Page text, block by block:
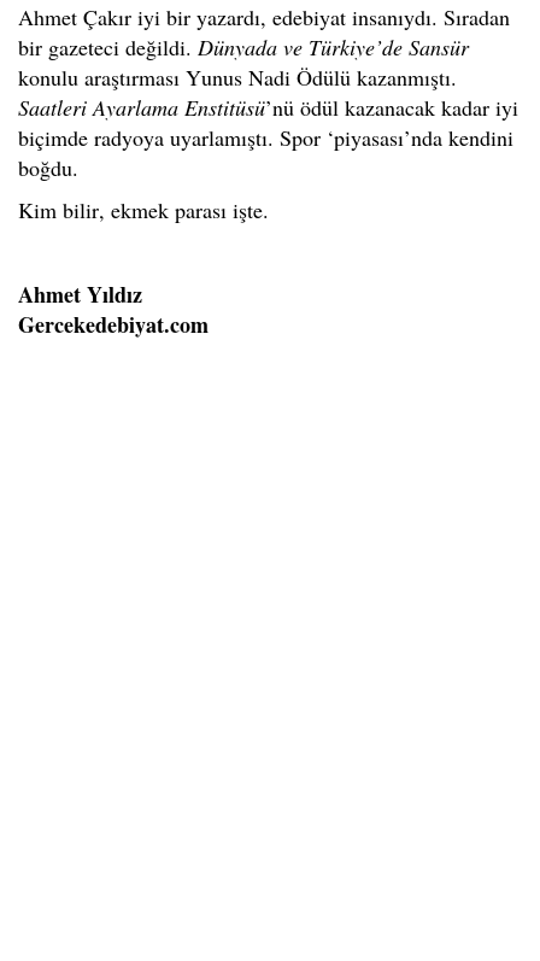
Ahmet Çakır iyi bir yazardı, edebiyat insanıydı. Sıradan
bir gazeteci değildi. Dünyada ve Türkiye’de Sansür
konulu araştırması Yunus Nadi Ödülü kazanmıştı.
Saatleri Ayarlama Enstitüsü’nü ödül kazanacak kadar iyi
biçimde radyoya uyarlamıştı. Spor ‘piyasası’nda kendini
boğdu.
Kim bilir, ekmek parası işte.
Ahmet Yıldız
Gercekedebiyat.com